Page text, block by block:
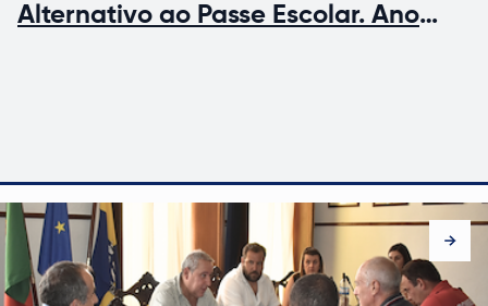
Alternativo ao Passe Escolar. Ano